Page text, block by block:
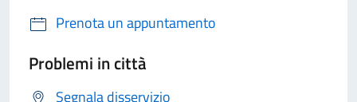
Prenota un appuntamento
Problemi in città
Segnala disservizio